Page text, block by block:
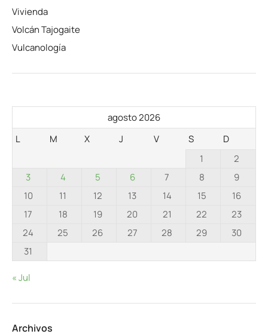
Vivienda
Volcán Tajogaite
Vulcanología
agosto 2026
L
M X J V S
D
1
2
3
4 5 6 7 8
9
10
11 12 13 14 15
16
17
18 19 20 21 22
23
24
25 26 27 28 29
30
31
« Jul
Archivos